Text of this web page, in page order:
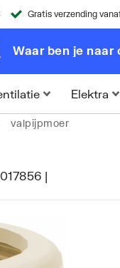
Gratis verzending
Elektra
valpijpmoer
|